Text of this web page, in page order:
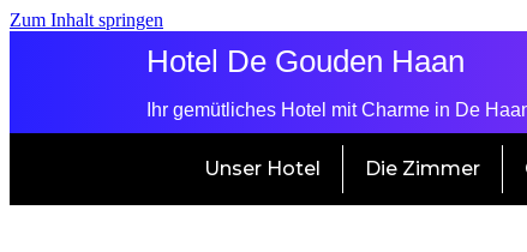
Zum Inhalt springen
Hotel De Gouden Haan
Ihr gemütliches Hotel mit Charme in De
Unser Hotel Die Zimmer